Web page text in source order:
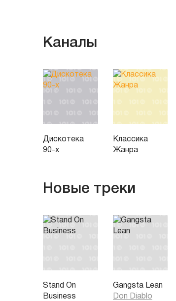
Каналы
Дискотека
90-х
Классика
Жанра
Новые треки
Stand On
Business
Gangsta Lean
Don Diablo